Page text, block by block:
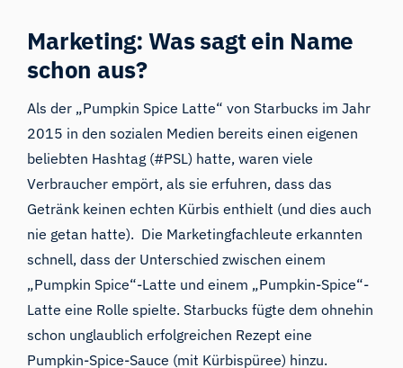
Marketing: Was sagt ein Name
schon aus?
Als der „Pumpkin Spice Latte“ von Starbucks im Jahr
2015 in den sozialen Medien bereits einen eigenen
beliebten Hashtag (#PSL) hatte, waren viele
Verbraucher empört, als sie erfuhren, dass das
Getränk keinen echten Kürbis enthielt (und dies auch
nie getan hatte). Die Marketingfachleute erkannten
schnell, dass der Unterschied zwischen einem
„Pumpkin Spice“-Latte und einem „Pumpkin-Spice“-
Latte eine Rolle spielte. Starbucks fügte dem ohnehin
schon unglaublich erfolgreichen Rezept eine
Pumpkin-Spice-Sauce (mit Kürbispüree) hinzu.